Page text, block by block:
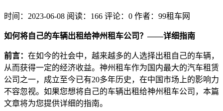
时间：2023-06-08 阅读：166 评论：0 作者：99租车网
如何将自己的车辆出租给神州租车公司？——详细指南
前言： 在如今的社会中，越来越多的人选择出租自己的车辆，
从而获得一定的经济收益。神州租车作为国内最大的汽车租赁
公司之一，成立至今已有20多年历史，在中国市场上的影响力
不容忽视。如果您想将自己的车辆出租给神州租车公司，本篇
文章将为您提供详细的指南。